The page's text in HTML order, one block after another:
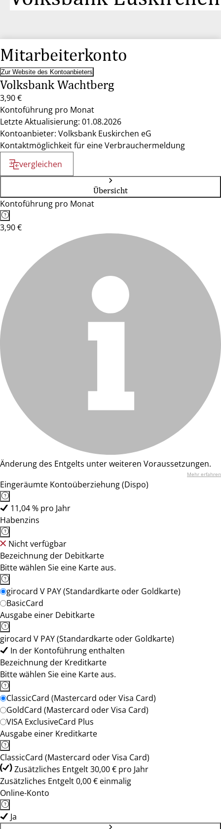
Mitarbeiterkonto
Zur Website des Kontoanbieters
Volksbank Wachtberg
3,90 €
Kontoführung pro Monat
Letzte Aktualisierung: 01.08.2026
Kontoanbieter: Volksbank Euskirchen eG
Kontaktmöglichkeit für eine Verbrauchermeldung
vergleichen
Übersicht
Kontoführung pro Monat
3,90 €
Änderung des Entgelts unter weiteren Voraussetzungen.
Mehr erfahren
Eingeräumte Kontoüberziehung (Dispo)
11,04 % pro Jahr
Habenzins
Nicht verfügbar
Bezeichnung der Debitkarte
Bitte wählen Sie eine Karte aus.
girocard V PAY (Standardkarte oder Goldkarte)
BasicCard
Ausgabe einer Debitkarte
girocard V PAY (Standardkarte oder Goldkarte)
In der Kontoführung enthalten
Bezeichnung der Kreditkarte
Bitte wählen Sie eine Karte aus.
ClassicCard (Mastercard oder Visa Card)
GoldCard (Mastercard oder Visa Card)
VISA ExclusiveCard Plus
Ausgabe einer Kreditkarte
ClassicCard (Mastercard oder Visa Card)
Zusätzliches Entgelt 30,00 € pro Jahr
Zusätzliches Entgelt 0,00 € einmalig
Online-Konto
Ja